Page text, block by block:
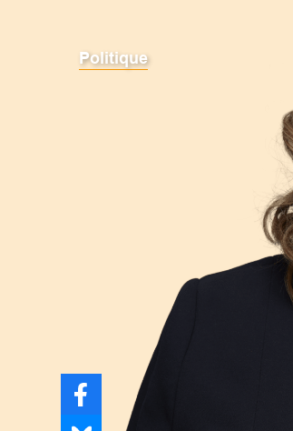
Politique